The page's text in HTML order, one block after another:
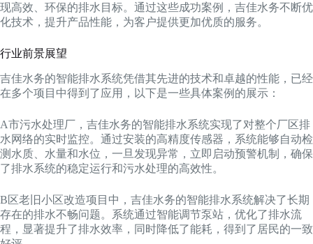
现高效、环保的排水目标。通过这些成功案例，吉佳水务不断优
化技术，提升产品性能，为客户提供更加优质的服务。
行业前景展望
吉佳水务的智能排水系统凭借其先进的技术和卓越的性能，已经
在多个项目中得到了应用，以下是一些具体案例的展示：
A市污水处理厂，吉佳水务的智能排水系统实现了对整个厂区排
水网络的实时监控。通过安装的高精度传感器，系统能够自动检
测水质、水量和水位，一旦发现异常，立即启动预警机制，确保
了排水系统的稳定运行和污水处理的高效性。
B区老旧小区改造项目中，吉佳水务的智能排水系统解决了长期
存在的排水不畅问题。系统通过智能调节泵站，优化了排水流
程，显著提升了排水效率，同时降低了能耗，得到了居民的一致